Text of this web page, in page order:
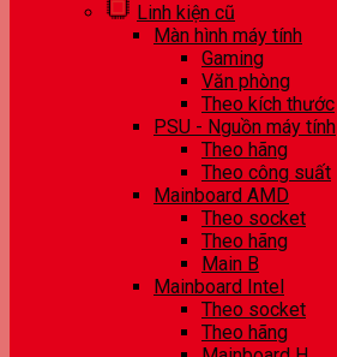
Linh kiện cũ
Màn hình máy tính
Gaming
Văn phòng
Theo kích thước
PSU - Nguồn máy tính
Theo hãng
Theo công suất
Mainboard AMD
Theo socket
Theo hãng
Main B
Mainboard Intel
Theo socket
Theo hãng